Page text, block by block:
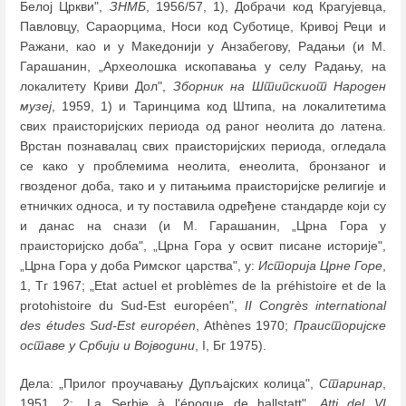
Белој Цркви", ЗНМБ, 1956/57, 1), Добрачи код Крагујевца,
Павловцу, Сараорцима, Носи код Суботице, Кривој Реци и
Ражани, као и у Македонији у Анзабегову, Радањи (и М.
Гарашанин, „Археолошка ископавања у селу Радању, на
локалитету Криви Дол", Зборник на Штипскиот Народен
музеј, 1959, 1) и Таринцима код Штипа, на локалитетима
свих праисторијских периода од раног неолита до латена.
Врстан познавалац свих праисторијских периода, огледала
се како у проблемима неолита, енеолита, бронзаног и
гвозденог доба, тако и у питањима праисторијске религије и
етничких односа, и ту поставила одређене стандарде који су
и данас на снази (и М. Гарашанин, „Црна Гора у
праисторијско доба", „Црна Гора у освит писане историје",
„Црна Гора у доба Римског царства", у: Историја Црне Горе,
1, Тг 1967; „Etat actuel et problèmes de la préhistoire et de la
protohistoire du Sud-Est européen", II Congrès international
des études Sud-Est européen, Athènes 1970; Праисторијске
оставе у Србији и Војводини, I, Бг 1975).
Дела: „Прилог проучавању Дупљајских колица", Старинар
1951, 2; „La Serbie à l'époque de hallstatt", Atti dеl VI